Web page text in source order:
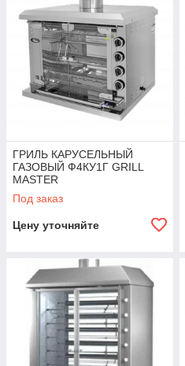
ГРИЛЬ КАРУСЕЛЬНЫЙ
ГАЗОВЫЙ Ф4КУ1Г GRILL
MASTER
Под заказ
Цену уточняйте